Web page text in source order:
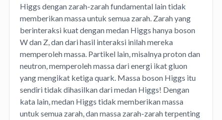
Higgs dengan zarah-zarah fundamental lain tidak
memberikan massa untuk semua zarah. Zarah yang
berinteraksi kuat dengan medan Higgs hanya boson
W dan Z, dan dari hasil interaksi inilah mereka
memperoleh massa. Partikel lain, misalnya proton dan
neutron, memperoleh massa dari energi ikat gluon
yang mengikat ketiga quark. Massa boson Higgs itu
sendiri tidak dihasilkan dari medan Higgs! Dengan
kata lain, medan Higgs tidak memberikan massa
untuk semua zarah, dan massa zarah-zarah terpenting